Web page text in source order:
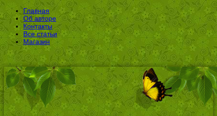
Главная
Об авторе
Контакты
Все статьи
Магазин